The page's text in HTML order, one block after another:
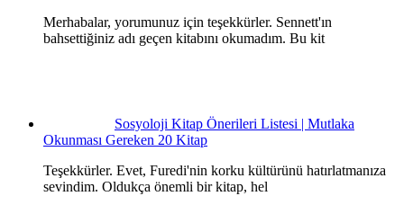
Merhabalar, yorumunuz için teşekkürler. Sennett'ın
bahsettiğiniz adı geçen kitabını okumadım. Bu kit
Sosyoloji Kitap Önerileri Listesi | Mutlaka
Okunması Gereken 20 Kitap
Teşekkürler. Evet, Furedi'nin korku kültürünü hatırlatmanıza
sevindim. Oldukça önemli bir kitap, hel